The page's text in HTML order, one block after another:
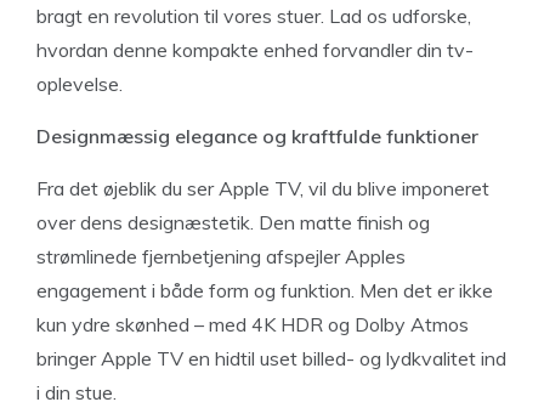
bragt en revolution til vores stuer. Lad os udforske,
hvordan denne kompakte enhed forvandler din tv-
oplevelse.
Designmæssig elegance og kraftfulde funktioner
Fra det øjeblik du ser Apple TV, vil du blive imponeret
over dens designæstetik. Den matte finish og
strømlinede fjernbetjening afspejler Apples
engagement i både form og funktion. Men det er ikke
kun ydre skønhed – med 4K HDR og Dolby Atmos
bringer Apple TV en hidtil uset billed- og lydkvalitet ind
i din stue.